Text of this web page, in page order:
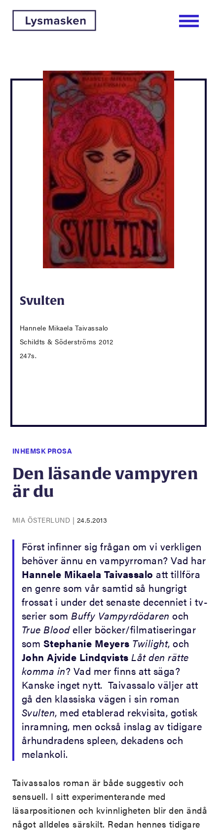
Svulten
Hannele Mikaela Taivassalo
Schildts & Söderströms 2012
247s.
INHEMSK PROSA
Den läsande vampyren
är du
MIA ÖSTERLUND | 24.5.2013
Först infinner sig frågan om vi verkligen
behöver ännu en vampyrroman? Vad har
Hannele Mikaela Taivassalo att tillföra
en genre som vår samtid så hungrigt
frossat i under det senaste decenniet i tv-
serier somBuffy Vampyrdödaren och
True Bloodeller böcker/filmatiseringar
som Stephanie Meyers Twilight, och
John Ajvide Lindqvists Låt den rätte
komma in? Vad mer finns att säga?
Kanske inget nytt. Taivassalo väljer att
gå den klassiska vägen i sin roman
Svulten, med etablerad rekvisita, gotisk
inramning, men också inslag av tidigare
århundradens spleen, dekadens och
melankoli.
Taivassalos roman är både suggestiv och
sensuell. I sitt experimenterande med
läsarpositionen och kvinnligheten blir den ändå
något alldeles särskilt. Redan hennes tidigare